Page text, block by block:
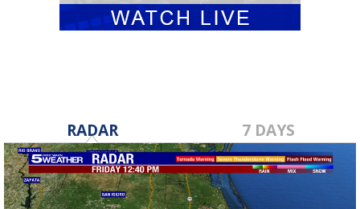
RADAR 7 DAYS